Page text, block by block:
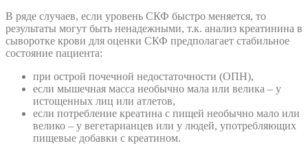
В ряде случаев, если уровень СКФ быстро меняется, то
результаты могут быть ненадежными, т.к. анализ креатинина в
сыворотке крови для оценки СКФ предполагает стабильное
состояние пациента:
при острой почечной недостаточности (ОПН),
если мышечная масса необычно мала или велика – у
истощенных лиц или атлетов,
если потребление креатина с пищей необычно мало или
велико – у вегетарианцев или у людей, употребляющих
пищевые добавки с креатином.